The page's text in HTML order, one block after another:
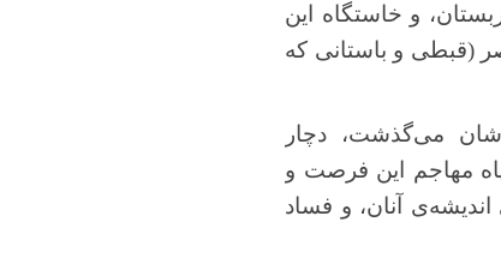
و خاستگاه این
(قبطی و باستانی که
می‌گذشت، دچار
مهاجم این فرصت و
آنان، و فساد